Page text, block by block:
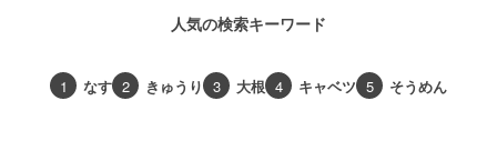
人気の検索キーワード
1 なす 2 きゅうり 3 大根 4 キャベツ 5 そうめん